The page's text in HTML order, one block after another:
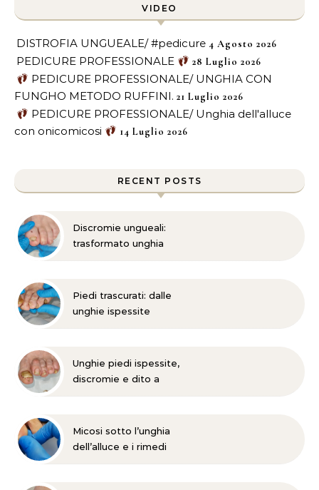
VIDEO
DISTROFIA UNGUEALE/ #pedicure 4 Agosto 2026
PEDICURE PROFESSIONALE 28 Luglio 2026
PEDICURE PROFESSIONALE/ UNGHIA CON
FUNGHO METODO RUFFINI. 21 Luglio 2026
PEDICURE PROFESSIONALE/ Unghia dell'alluce
con onicomicosi
14 Luglio 2026
RECENT POSTS
Discromie ungueali:
trasformato unghia
Piedi trascurati: dalle
unghie ispessite
Unghie piedi ispessite,
discromie e dito a
Micosi sotto l’unghia
dell’alluce e i rimedi